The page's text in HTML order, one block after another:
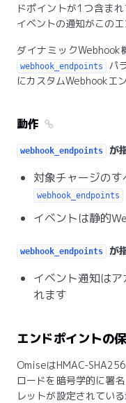
ドポイントが1つ含ま
イベントの通知がこの
ダイナミック
webhook_endpoints
パ
にカスタムWebhookエ
動作
webhook_endpoints が
対象チャージの
webhook_endpoints
イベントは静的
webhook_endpoints が
イベント通知は
れます
エンドポイントの
OmiseはHMAC-
ロードを暗号学的に署
レットが設定されてい